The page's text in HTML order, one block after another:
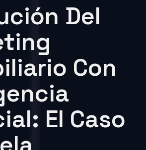
Del
Con
El Caso